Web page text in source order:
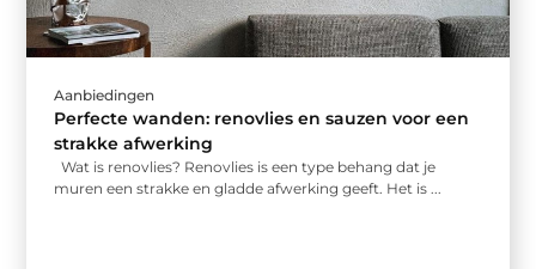
Aanbiedingen
Perfecte wanden: renovlies en sauzen voor een
strakke afwerking
Wat is renovlies? Renovlies is een type behang dat je
muren een strakke en gladde afwerking geeft. Het is ...